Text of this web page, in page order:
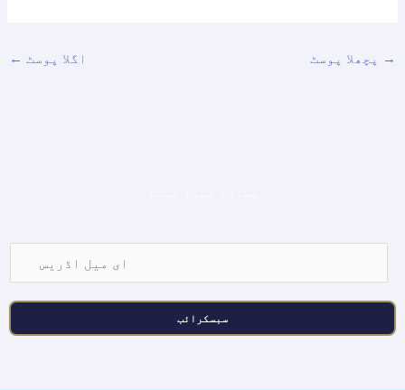
→ پچھلا پوسٹ اگلا پوسٹ ←
ی
م
سبسکرائب